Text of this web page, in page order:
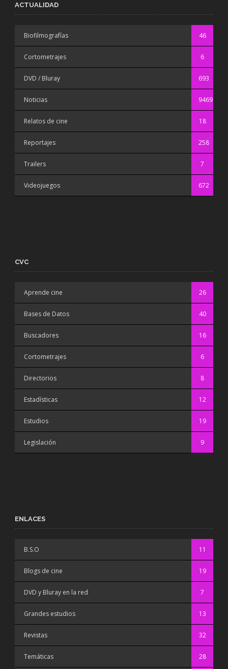
ACTUALIDAD
Biofilmografías 46
Cortometrajes 6
DVD / Bluray 693
Noticias 9469
Relatos de cine 18
Reportajes 258
Trailers 7
Videojuegos 672
CVC
Aprende cine 26
Bases de Datos 40
Buscadores 16
Cortometrajes 6
Directorios 8
Estadísticas 12
Estudios 19
Legislación 9
ENLACES
B.S.O 11
Blogs de cine 19
DVD y Bluray en la red 7
Grandes estudios 13
Revistas 32
Temáticas 28